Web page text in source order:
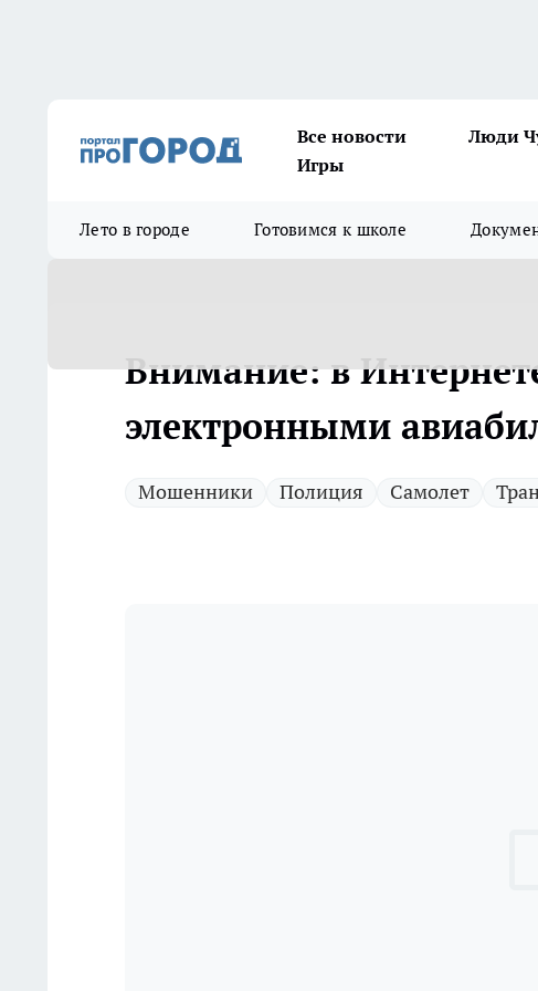
Все новости Люди
Игры
Лето в городе Готовимся к школе
Внимание: в
электронными
Мошенники Полиция Самолет